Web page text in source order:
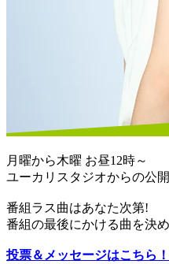
月曜から木曜 お昼12時～
ユーカリスタジオからの公開
番組ラス曲はあなた次第!
番組の最後にかける曲を決
投票＆メッセージはこちら！